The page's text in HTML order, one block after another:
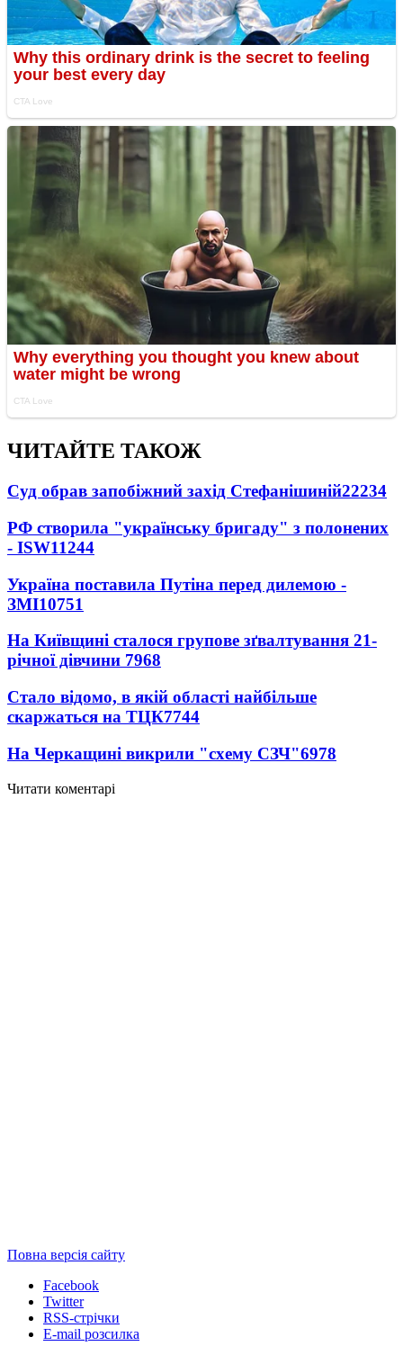
ЧИТАЙТЕ ТАКОЖ
Суд обрав запобіжний захід Стефанішиній22234
РФ створила "українську бригаду" з полонених
- ISW11244
Україна поставила Путіна перед дилемою -
ЗМІ10751
На Київщині сталося групове зґвалтування 21-
річної дівчини 7968
Стало відомо, в якій області найбільше
скаржаться на ТЦК7744
На Черкащині викрили "схему СЗЧ"6978
Читати коментарі
Повна версія сайту
Facebook
Twitter
RSS-стрічки
E-mail розсилка